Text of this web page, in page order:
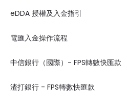
eDDA 授權及入金指引
電匯入金操作流程
中信銀行（國際）- FPS轉數快匯款
渣打銀行 - FPS轉數快匯款